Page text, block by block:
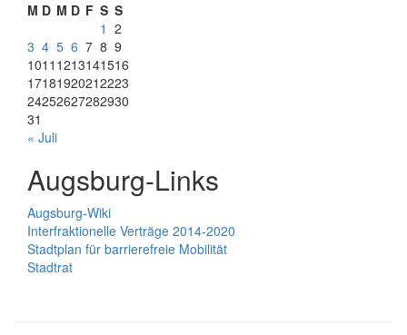
M D M D F S S
1 2
3 4 5 6 7 8 9
1011 1213141516
17181920212223
24252627282930
31
« Juli
Augsburg-Links
Augsburg-Wiki
Interfraktionelle Verträge 2014-2020
Stadtplan für barrierefreie Mobilität
Stadtrat